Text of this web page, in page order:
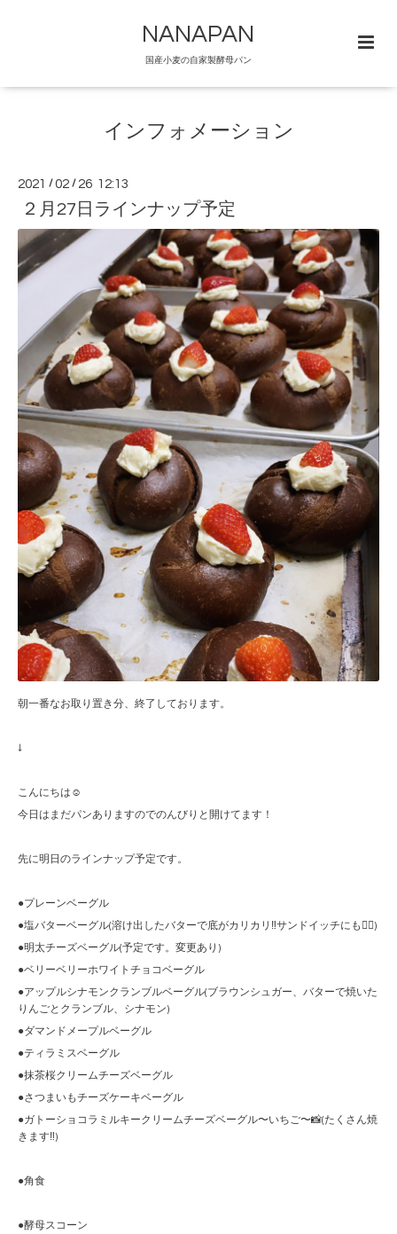
NANAPAN
国産小麦の自家製酵母パン
インフォメーション
2021 /02 / 26 12:13
２月27日ラインナップ予定
朝一番なお取り置き分、終了しております。
↓
こんにちは☺︎
今日はまだパンありますのでのんびりと開けてます！
先に明日のラインナップ予定です。
●プレーンベーグル
●塩バターベーグル(溶け出したバターで底がカリカリ‼︎サンドイッチにも🙆‍♀️)
●明太チーズベーグル(予定です。変更あり)
●ベリーベリーホワイトチョコベーグル
●アップルシナモンクランブルベーグル(ブラウンシュガー、バターで焼いた
りんごとクランブル、シナモン)
●ダマンドメープルベーグル
●ティラミスベーグル
●抹茶桜クリームチーズベーグル
●さつまいもチーズケーキベーグル
●ガトーショコラミルキークリームチーズベーグル〜いちご〜📸(たくさん焼
きます‼︎)
●角食
●酵母スコーン